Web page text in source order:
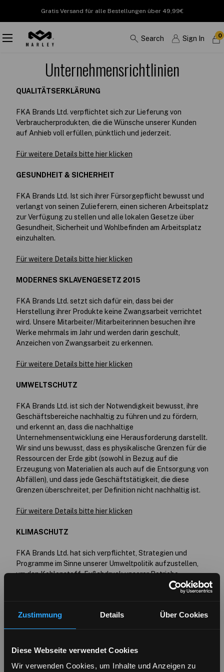
Zustimmung Details Über Cookies
Diese Webseite verwendet Cookies
Wir verwenden Cookies, um Inhalte und Anzeigen zu
Gratis Versand für alle Bestellungen über 49,99€
Search Sign In 0
Unternehmensrichtlinien
QUALITÄTSERKLÄRUNG
FKA Brands Ltd. verpflichtet sich zur Lieferung von
Verbraucherprodukten, die die Wünsche unserer Kunden
auf Anhieb voll erfüllen, pünktlich und jederzeit.
Für weitere Details bitte hier klicken
GESUNDHEIT & SICHERHEIT
FKA Brands Ltd. Ist sich ihrer Fürsorgepflicht bewusst und
verlangt von seinen Zulieferern, einen sicheren Arbeitsplatz
zur Verfügung zu stellen und alle lokalen Gesetze über
Gesundheit, Sicherheit und Wohlbefinden am Arbeitsplatz
einzuhalten.
Für weitere Details bitte hier klicken
MODERNES SKLAVENGESETZ 2015
FKA Brands Ltd. setzt sich dafür ein, dass bei der
Herstellung ihrer Produkte keine Zwangsarbeit verrichtet
wird. Unsere Mitarbeiter/Mitarbeiterinnen besuchen ihre
Werke mehrmals im Jahr und werden darin geschult,
Anzeichen von Zwangsarbeit zu erkennen.
Für weitere Details bitte hier klicken
UMWELTSCHUTZ
FKA Brands Ltd. ist sich der Notwendigkeit bewusst, ihre
Geschäftsbereiche nachhaltig zu führen und zu fördern,
und erkennt an, dass die nachhaltige
Unternehmensentwicklung eine Herausforderung darstellt.
Wir sind uns bewusst, dass es physikalische Grenzen für die
Ressourcen der Erde gibt (sowohl in Bezug auf die
Erzeugung von Materialien als auch auf die Entsorgung von
Abfällen), und dass jede Geschäftstätigkeit, die diese
Grenzen überschreitet, per Definition nicht nachhaltig ist.
Für weitere Details bitte hier klicken
KLIMASCHUTZ
FKA Brands Ltd. hat sich verpflichtet, Strategien und
Programme im Sinne unserer Umweltpolitik aufzustellen,
um den Kohlenstoff-Fußabdruck unserer Betriebe,
Lieferkette und Produkte zu verringern, indem wir die
Energie- und Wassereffizienz verbessern, nicht benötigte
verstärkt recycelte Materialien, wiederverwertbare
Für weitere Details bitte hier klicken
MENSCHENRECHTE